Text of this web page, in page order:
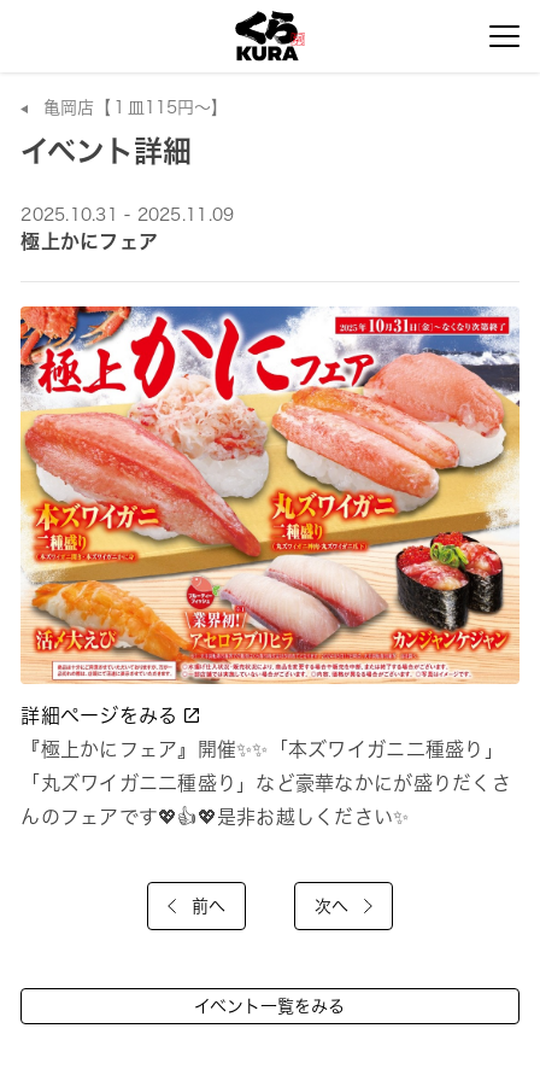
亀岡店【１皿115円～】
イベント詳細
2025.10.31 - 2025.11.09
極上かにフェア
詳細ページをみる
『極上かにフェア』開催✨✨「本ズワイガニ二種盛り」
「丸ズワイガニ二種盛り」など豪華なかにが盛りだくさ
んのフェアです💖👍💖是非お越しください✨
前へ 次へ
イベント一覧をみる